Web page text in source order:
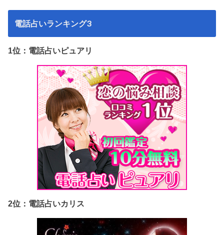
電話占いランキング3
1位：電話占いピュアリ
2位：電話占いカリス